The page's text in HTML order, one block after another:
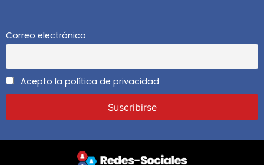
Correo electrónico
Acepto la política de privacidad